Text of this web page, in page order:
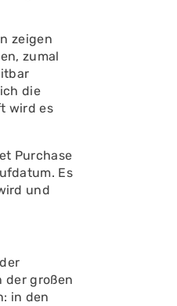
zeigen
zumal
die
wird es
Purchase
Es
und
der großen
in den